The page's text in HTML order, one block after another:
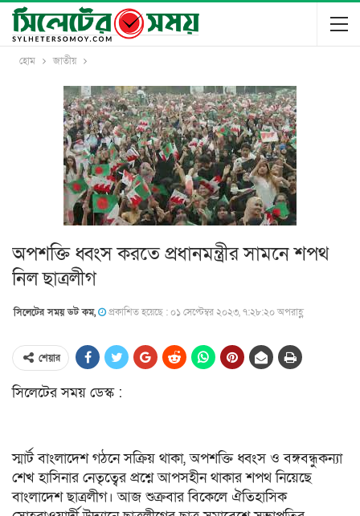
হোম জাতীয়
অপশক্তি ধ্বংস করতে প্রধানমন্ত্রীর সামনে শপথ
নিল ছাত্রলীগ
সিলেটের সময় ডট কম, প্রকাশিত হয়েছে : ০১ সেপ্টেম্বর ২০২৩, ৭:২৮:২০ অপরাহ্ণ
শেয়ার
সিলেটের সময় ডেস্ক :
স্মার্ট বাংলাদেশ গঠনে সক্রিয় থাকা, অপশক্তি ধ্বংস ও বঙ্গবন্ধুকন্যা
শেখ হাসিনার নেতৃত্বের প্রশ্নে আপসহীন থাকার শপথ নিয়েছে
বাংলাদেশ ছাত্রলীগ। আজ শুক্রবার বিকেলে ঐতিহাসিক